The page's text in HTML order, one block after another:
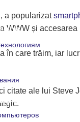
технологиям
a popularizat
WWW și
în care trăim, iar
citate ale lui Steve